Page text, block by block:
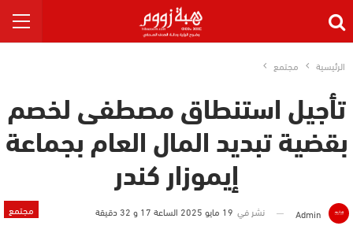
الرئيسية مجتمع
تأجيل استنطاق مصطفى لخصم
بقضية تبديد المال العام بجماعة
إيموزار كندر
مجتمع Admin نشر في 19 مايو 2025 الساعة 17 و 32 دقيقة